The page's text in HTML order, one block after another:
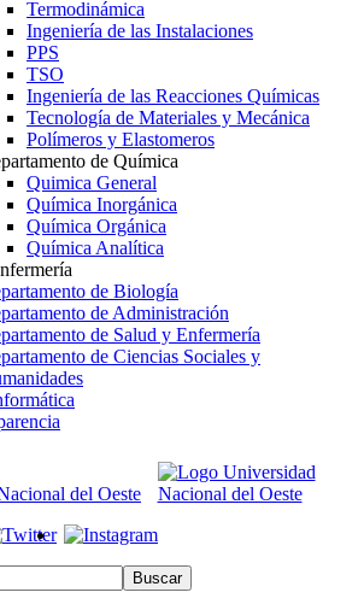
Termodinámica
Ingeniería de las Instalaciones
PPS
TSO
Ingeniería de las Reacciones Químicas
Tecnología de Materiales y Mecánica
Polímeros y Elastomeros
de Química
Quimica General
Química Inorgánica
Química Orgánica
Química Analítica
de Biología
de Administración
de Salud y Enfermería
de Ciencias Sociales y